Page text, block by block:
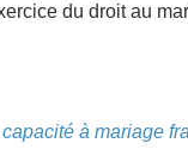
du droit au
à mariage